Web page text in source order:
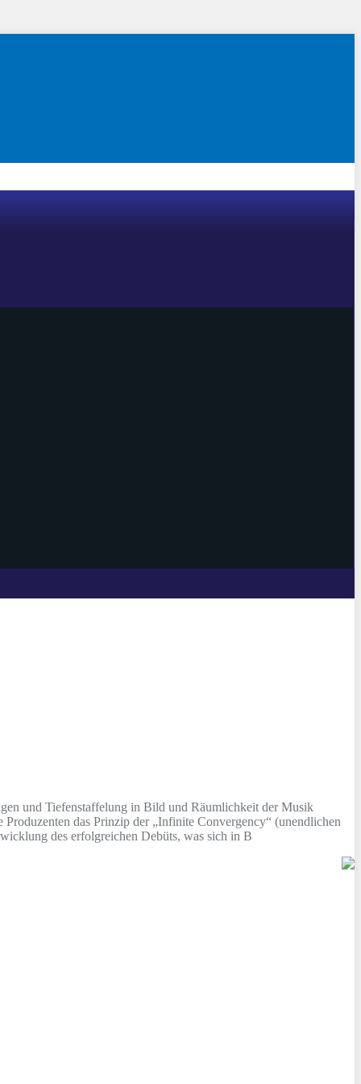
und Tiefenstaffelung in Bild und Räumlichkeit der Musik
das Prinzip der „Infinite Convergency“ (unendlichen
des erfolgreichen Debüts, was sich in B